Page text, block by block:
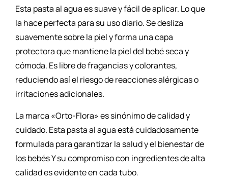
Esta pasta al agua es suave y fácil de aplicar. Lo que
la hace perfecta para su uso diario. Se desliza
suavemente sobre la piel y forma una capa
protectora que mantiene la piel del bebé seca y
cómoda. Es libre de fragancias y colorantes,
reduciendo así el riesgo de reacciones alérgicas o
irritaciones adicionales.
La marca «Orto-Flora» es sinónimo de calidad y
cuidado. Esta pasta al agua está cuidadosamente
formulada para garantizar la salud y el bienestar de
los bebés Y su compromiso con ingredientes de alta
calidad es evidente en cada tubo.